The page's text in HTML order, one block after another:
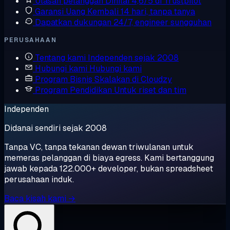
Garansi Uang Kembali 14 hari, tanpa tanya
Dapatkan dukungan 24/7, engineer sungguhan
PERUSAHAAN
Tentang kami Independen sejak 2008
Hubungi kami Hubungi kami
Program Bisnis Skalakan di Cloudzy
Program Pendidikan Untuk riset dan tim
Independen
Didanai sendiri sejak 2008
Tanpa VC, tanpa tekanan dewan triwulanan untuk
memeras pelanggan di biaya egress. Kami bertanggung
jawab kepada 122.000+ developer, bukan spreadsheet
perusahaan induk.
Baca kisah kami →